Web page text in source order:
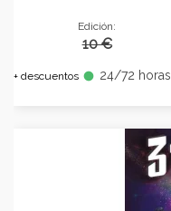
Edición:
10 €
+ descuentos fiber_manual_record 24/72 horas